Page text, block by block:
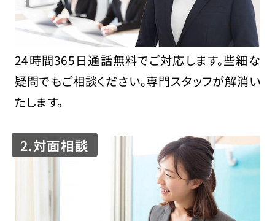
24時間365日通話無料でご対応します。些細な
疑問でもご相談ください。専門スタッフが解消い
たします。
2.対面相談